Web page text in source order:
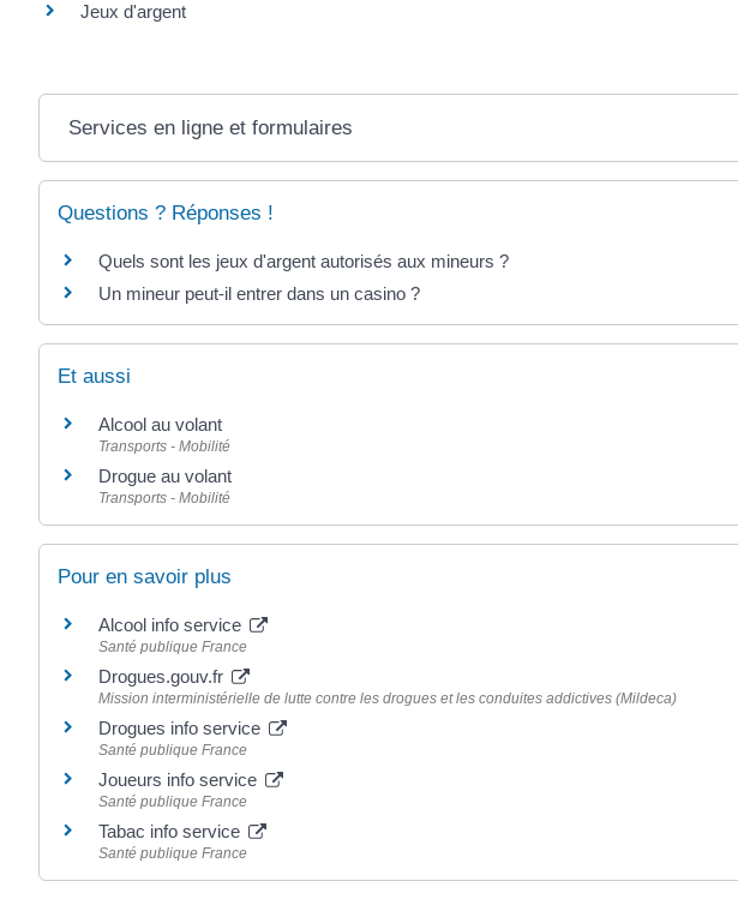
Jeux d'argent
Services en ligne et formulaires
Questions ? Réponses !
Quels sont les jeux d'argent autorisés aux mineurs ?
Un mineur peut-il entrer dans un casino ?
Et aussi
Alcool au volant
Transports - Mobilité
Drogue au volant
Transports - Mobilité
Pour en savoir plus
Alcool info service
Santé publique France
Drogues.gouv.fr
Mission interministérielle de lutte contre les drogues et les conduites addictives (Mildeca)
Drogues info service
Santé publique France
Joueurs info service
Santé publique France
Tabac info service
Santé publique France